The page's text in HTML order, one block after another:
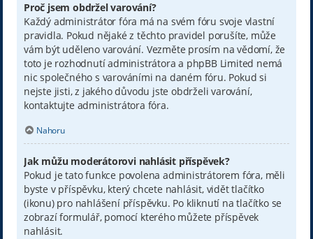
Proč jsem obdržel varování?
Každý administrátor fóra má na svém fóru svoje vlastní
pravidla. Pokud nějaké z těchto pravidel porušíte, může
vám být uděleno varování. Vezměte prosím na vědomí, že
toto je rozhodnutí administrátora a phpBB Limited nemá
nic společného s varováními na daném fóru. Pokud si
nejste jisti, z jakého důvodu jste obdrželi varování,
kontaktujte administrátora fóra.
Nahoru
Jak můžu moderátorovi nahlásit příspěvek?
Pokud je tato funkce povolena administrátorem fóra, měli
byste v příspěvku, který chcete nahlásit, vidět tlačítko
(ikonu) pro nahlášení příspěvku. Po kliknutí na tlačítko se
zobrazí formulář, pomocí kterého můžete příspěvek
nahlásit.